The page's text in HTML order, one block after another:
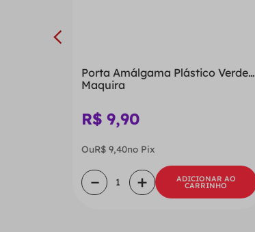
Porta Amálgama Plástico Verde -
Maquira
R$ 9,90
OuR$ 9,40no Pix
＋
－ ADICIONAR AO
CARRINHO